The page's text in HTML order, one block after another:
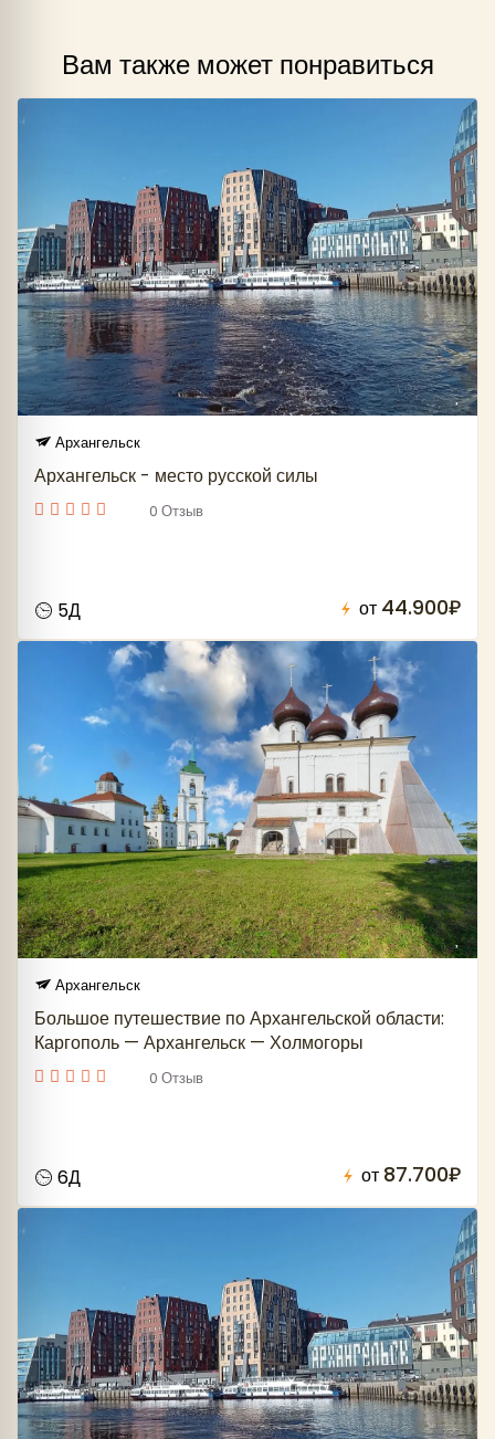
18:30 – Возвращение в гостиницу. Свободное
время. Ужин самостоятельно (по желанию).
Вам также может понравиться
Архангельск
Архангельск - место русской силы
0 Отзыв
5Д от 44.900₽
Архангельск
Большое путешествие по Архангельской области:
Каргополь — Архангельск — Холмогоры
0 Отзыв
6Д от 87.700₽